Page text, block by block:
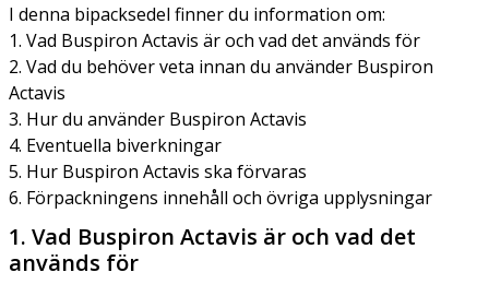
I denna bipacksedel finner du information om:
1. Vad Buspiron Actavis är och vad det används för
2. Vad du behöver veta innan du använder Buspiron
Actavis
3. Hur du använder Buspiron Actavis
4. Eventuella biverkningar
5. Hur Buspiron Actavis ska förvaras
6. Förpackningens innehåll och övriga upplysningar
1. Vad Buspiron Actavis är och vad det
används för